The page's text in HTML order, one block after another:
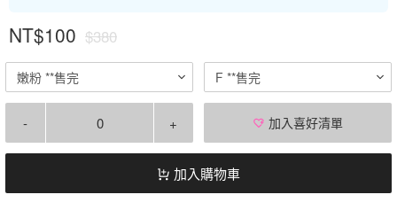
NT$100 $380
嫩粉 **售完 F **售完
- + 加入喜好清單
加入購物車